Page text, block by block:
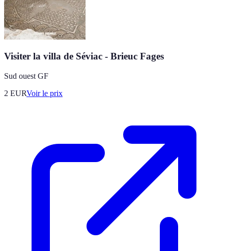
Visiter la villa de Séviac - Brieuc Fages
Sud ouest GF
2 EURVoir le prix